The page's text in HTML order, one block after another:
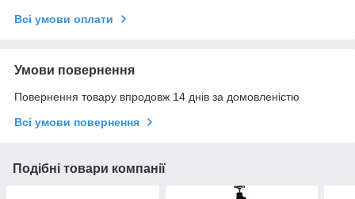
Всі умови оплати
Умови повернення
Повернення товару впродовж 14 днів за домовленістю
Всі умови повернення
Подібні товари компанії